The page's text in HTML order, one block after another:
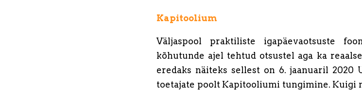
Kapitoolium
Väljaspool praktiliste igapäevaotsuste
kõhutunde ajel tehtud otsustel aga ka
eredaks näiteks sellest on 6. jaanuaril 2020
toetajate poolt Kapitooliumi tungimine. Kuigi